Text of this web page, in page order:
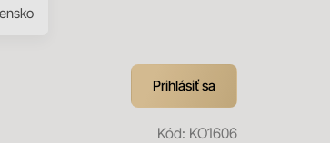
Prihlásiť sa
Kód: KO1606